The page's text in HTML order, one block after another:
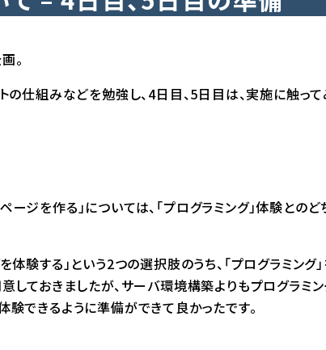
。
仕組みなどを勉強し、4日目、5日目は、実施に触っ
ジを作る」については、「プログラミング」体験との
験する」という2つの選択肢のうち、「プログラミング
しておきましたが、サーバ環境構築よりもプログラミ
できるように準備ができて良かったです。